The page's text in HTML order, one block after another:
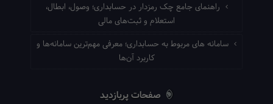
راهنمای جامع چک رمزدار در حسابداری؛ وصول، ابطال،
استعلام و ثبت‌های مالی
سامانه های مربوط به حسابداری؛ معرفی مهم‌ترین سامانه‌ها و
کاربرد آن‌ها
صفحات پربازدید